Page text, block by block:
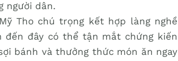
người dân.
Tho chú trọng kết hợp làng nghề
đây có thể tận mắt chứng kiến
bánh và thưởng thức món ăn ngay